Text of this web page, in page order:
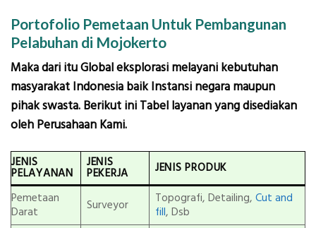
Portofolio Pemetaan Untuk Pembangunan
Pelabuhan di Mojokerto
Maka dari itu Global eksplorasi melayani kebutuhan
masyarakat Indonesia baik Instansi negara maupun
pihak swasta. Berikut ini Tabel layanan yang disediakan
oleh Perusahaan Kami.
JENIS
PELAYANAN
JENIS
PEKERJA JENIS PRODUK
Pemetaan
Darat
Surveyor Topografi, Detailing, Cut and
fill, Dsb